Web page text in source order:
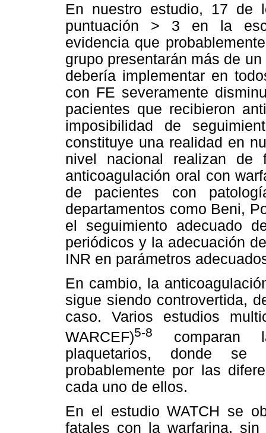
En nuestro estudio, 17 de
puntuación > 3 en la
evidencia que
grupo presentarán más de
debería implementar en
con FE severamente
pacientes que recibieron
imposibilidad de
constituye una realidad en
nivel nacional realizan de
anticoagulación oral con
de pacientes con
departamentos como Beni,
el seguimiento adecuado
periódicos y la adecuación
INR en parámetros
En cambio, la
sigue siendo controvertida,
caso. Varios estudios
WARCEF)5-8
comparan
plaquetarios, donde se
probablemente por las
cada uno de ellos.
En el estudio WATCH se
fatales con la warfarina,